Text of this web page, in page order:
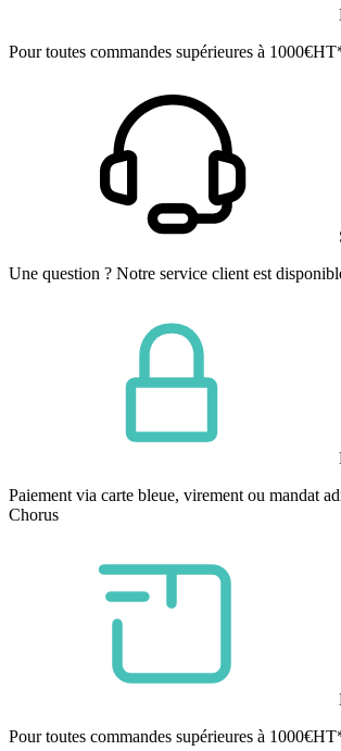
Pour toutes commandes supérieures à
Une question ? Notre service client est
Paiement via carte bleue, virement ou mandat
Chorus
Pour toutes commandes supérieures à